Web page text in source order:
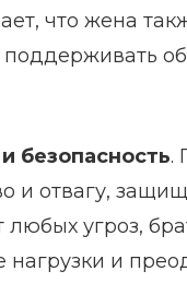
что жена
поддерживать
безопасность.
и отвагу,
любых угроз,
нагрузки и